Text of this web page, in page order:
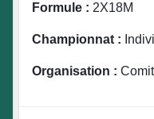
Formule : 2X18M
Championnat :
Organisation :